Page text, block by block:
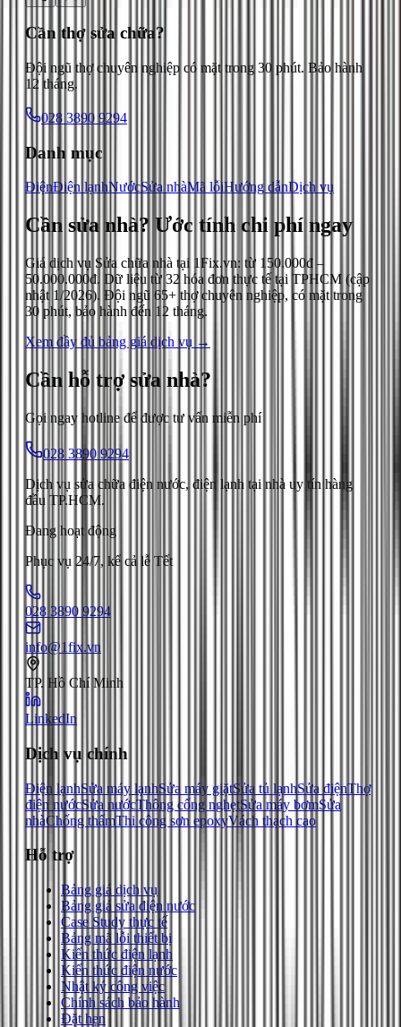
Cần thợ sửa chữa?
Đội ngũ thợ chuyên nghiệp có mặt trong 30 phút. Bảo hành
12 tháng.
028 3890 9294
Danh mục
ĐiệnĐiện lạnhNướcSửa nhàMã lỗiHướng dẫnDịch vụ
Cần sửa nhà? Ước tính chi phí ngay
Giá dịch vụ Sửa chữa nhà tại 1Fix.vn: từ 150.000đ –
50.000.000đ. Dữ liệu từ 32 hóa đơn thực tế tại TPHCM (cập
nhật 1/2026). Đội ngũ 65+ thợ chuyên nghiệp, có mặt trong
30 phút, bảo hành đến 12 tháng.
Xem đầy đủ bảng giá dịch vụ →
Cần hỗ trợ sửa nhà?
Gọi ngay hotline để được tư vấn miễn phí
028 3890 9294
Dịch vụ sửa chữa điện nước, điện lạnh tại nhà uy tín hàng
đầu TP.HCM.
Đang hoạt động
Phục vụ 24/7, kể cả lễ Tết
028 3890 9294
info@1fix.vn
TP. Hồ Chí Minh
LinkedIn
Dịch vụ chính
Điện lạnhSửa máy lạnhSửa máy giặtSửa tủ lạnhSửa điệnThợ
điện nướcSửa nướcThông cống nghẹtSửa máy bơmSửa
nhàChống thấmThi công sơn epoxyVách thạch cao
Hỗ trợ
Bảng giá dịch vụ
Bảng giá sửa điện nước
Case Study thực tế
Bảng mã lỗi thiết bị
Kiến thức điện lạnh
Kiến thức điện nước
Nhật ký công việc
Chính sách bảo hành
Đặt hẹn